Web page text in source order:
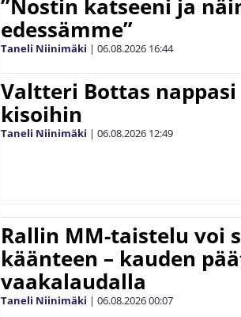
”Nostin katseeni ja
edessämme”
Taneli Niinimäki | 06.08.2026 16:44
Valtteri Bottas
kisoihin
Taneli Niinimäki | 06.08.2026 12:49
Rallin MM-taistelu voi
käänteen – kauden
vaakalaudalla
Taneli Niinimäki | 06.08.202600:07